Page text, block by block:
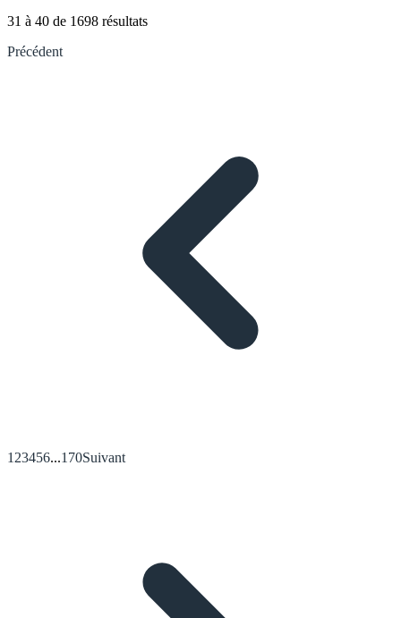
31 à 40 de 1698 résultats
Précédent
1 23456...170Suivant